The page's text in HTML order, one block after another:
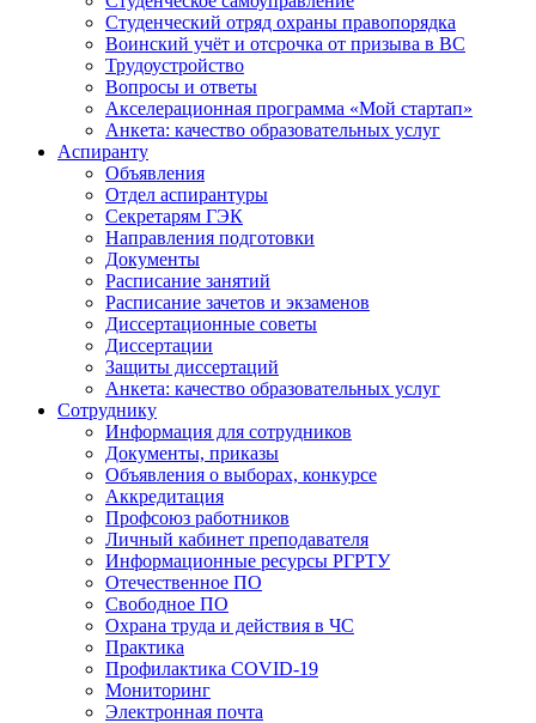
Студенческий отряд охраны правопорядка
Воинский учёт и отсрочка от призыва в ВС
Трудоустройство
Вопросы и ответы
Акселерационная программа «Мой стартап»
Анкета: качество образовательных услуг
Аспиранту
Объявления
Отдел аспирантуры
Секретарям ГЭК
Направления подготовки
Документы
Расписание занятий
Расписание зачетов и экзаменов
Диссертационные советы
Диссертации
Защиты диссертаций
Анкета: качество образовательных услуг
Сотруднику
Информация для сотрудников
Документы, приказы
Объявления о выборах, конкурсе
Аккредитация
Профсоюз работников
Личный кабинет преподавателя
Информационные ресурсы РГРТУ
Отечественное ПО
Свободное ПО
Охрана труда и действия в ЧС
Практика
Профилактика COVID-19
Мониторинг
Электронная почта